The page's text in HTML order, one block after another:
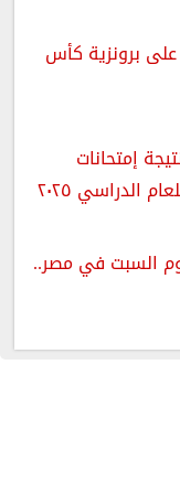
برونزية كأس
إمتحانات
الإعدادية بالدور الثانى للعام الدراسي ٢٠٢٥
السبت في مصر..